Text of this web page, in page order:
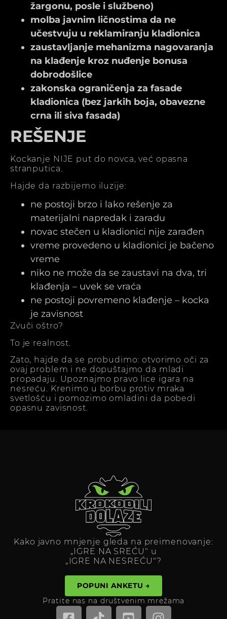
žargonu, posle i službeno)
molba javnim ličnostima da ne
učestvuju u reklamiranju kladionica
zaustavljanje mehanizma nagovaranja
na klađenje kroz nuđenje bonusa
dobrodošlice
zakonska ograničenja za fasade
kladionica (bez jarkih boja, obavezne
crna ili siva fasada)
REŠENJE
Kockanje NIJE put do novca, već opasna
stranputica.
Hajde da razbijemo iluzije:
ne postoji brzo i lako rešenje za
materijalni napredak i zaradu
novac stečen u kladionici nije zarađen
vreme provedeno u kladionici je bačeno
vreme
niko ne može da se zaustavi na dva, tri
klađenja – uvek se vraća
ne postoji povremeno klađenje – kocka
je zavisnost
Zvuči oštro?
To je realnost.
Zato, hajde da se probudimo: otvorimo oči za
ovaj problem i ne dopuštajmo da mladi
propadaju. Upoznajmo pravo lice igara na
nesreću. Krenimo u borbu protiv mraka
svetlošću i pomozimo omladini da pobedi
opasnu zavisnost.
Kako javno mnjenje gleda na preimenovanje:
„IGRE NA SREĆU" u
„IGRE NA NESREĆU"?
POPUNI ANKETU →
Pratite nas na društvenim mrežama